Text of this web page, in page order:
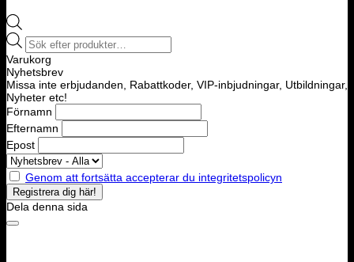
Products
search
Varukorg
Nyhetsbrev
Missa inte erbjudanden, Rabattkoder, VIP-inbjudningar, Utbildningar,
Nyheter etc!
Förnamn
Efternamn
Epost
Genom att fortsätta accepterar du integritetspolicyn
Dela denna sida